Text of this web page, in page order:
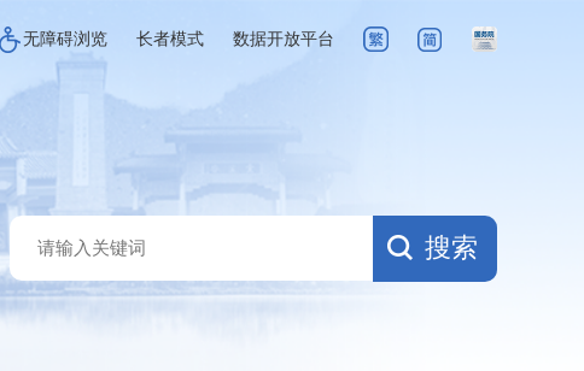
无障碍浏览 长者模式 数据开放平台
搜索